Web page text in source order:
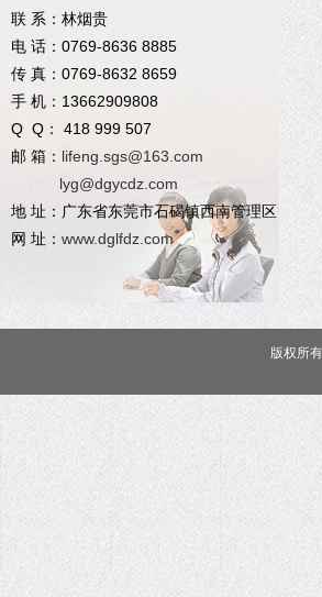
联 系：林烟贵
电 话：0769-8636 8885
传 真：0769-8632 8659
手 机：13662909808
Q Q： 418 999 507
邮 箱： lifeng.sgs@163.com
lyg@dgycdz.com
地 址：广东省东莞市石碣镇西南管理区
网 址： www.dglfdz.com
版权所